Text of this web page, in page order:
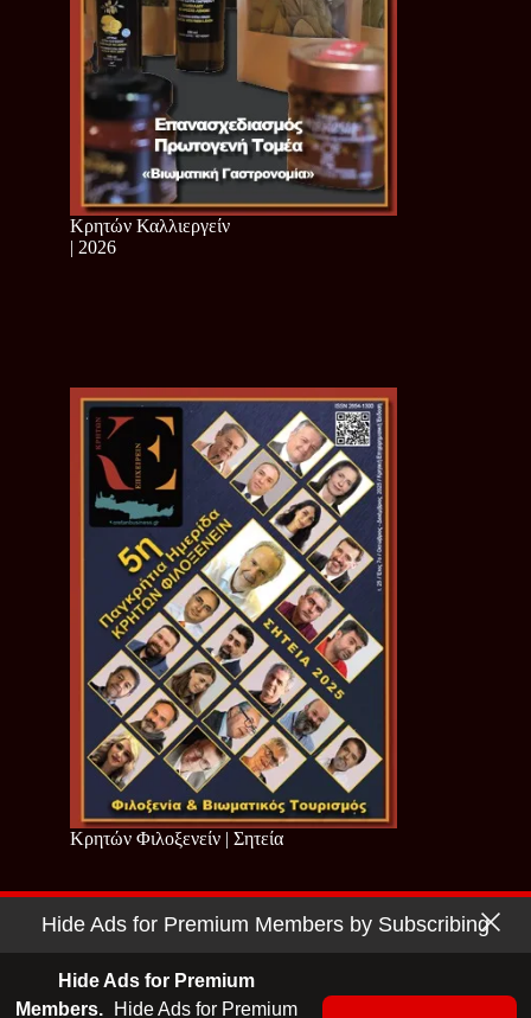
Κρητών Καλλιεργείν
| 2026
Κρητών Φιλοξενείν | Σητεία
Copyright © 2026 - Cretan Business | Κρητών Επιχειρείν
Hide Ads for Premium Members by Subscribing
Hide Ads for Premium
Members.
Hide Ads for Premium